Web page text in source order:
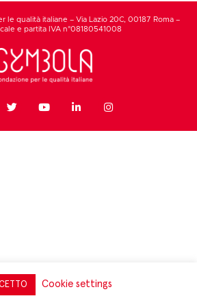
le qualità italiane – Via Lazio 20C, 00187 Roma –
e partita IVA n°08180541008
Cookie settings